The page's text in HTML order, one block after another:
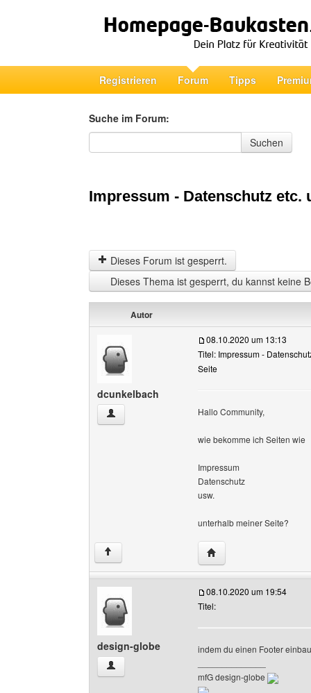
Registrieren Forum Tipps
Suche im Forum:
Suche im Forum
Suchen
Impressum - Datenschutz etc.
Dieses Forum ist gesperrt.
Dieses Thema ist gesperrt, du kannst keine
Autor
dcunkelbach
dcunkelbach Benutzer-Profile anzeigen
08.10.2020 um 13:13
Titel: Impressum -
Seite
Hallo Community,
wie bekomme ich Seiten wie
Impressum
Datenschutz
usw.
unterhalb meiner Seite?
↑ Website dieses
design-globe
design-globe Benutzer-Profile anzeigen
08.10.2020 um 19:54
Titel:
indem du einen Footer
mfG design-globe